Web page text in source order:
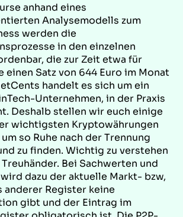
anhand eines
Analysemodells zum
werden die
in den einzelnen
die zur Zeit etwa für
einen Satz von 644 Euro im Monat
handelt es sich um ein
Unternehmen, in der Praxis
Deshalb stellen wir euch einige
wichtigsten Kryptowährungen
so Ruhe nach der Trennung
zu finden. Wichtig zu verstehen
Bei Sachwerten und
dazu der aktuelle Markt- bzw,
anderer Register keine
gibt und der Eintrag im